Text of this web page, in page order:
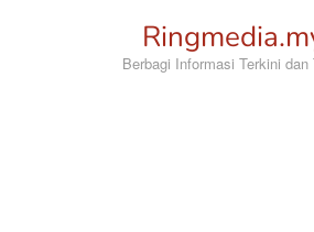
Berbagi Informasi Terkini dan